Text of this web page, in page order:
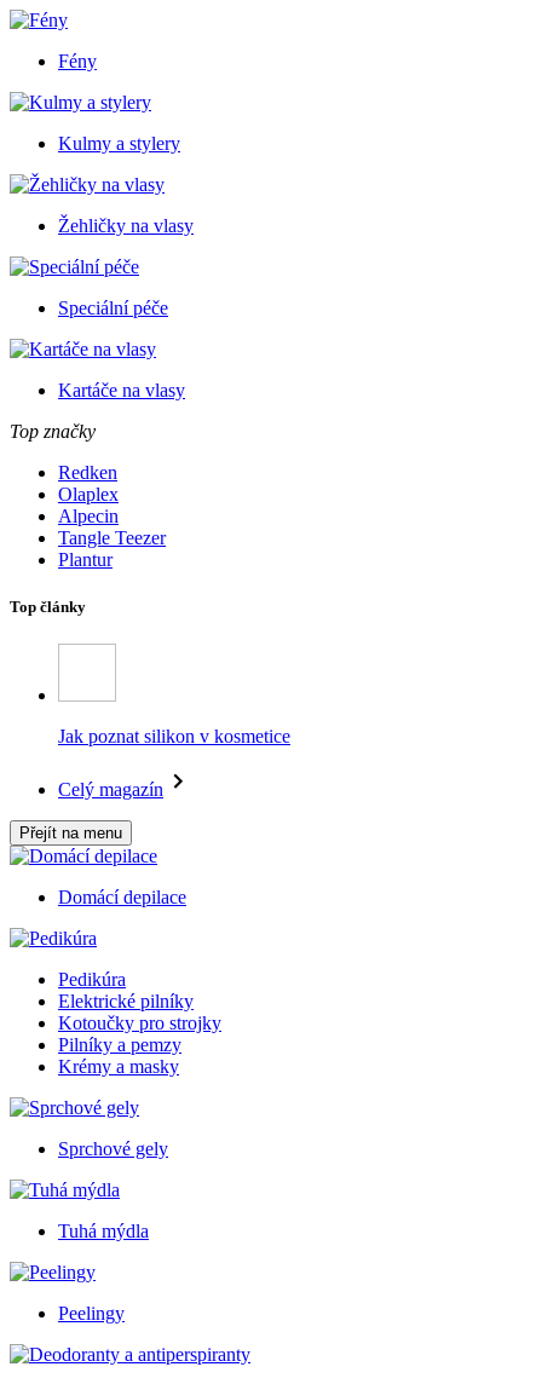
Fény
Kulmy a stylery
Žehličky na vlasy
Speciální péče
Kartáče na vlasy
Top značky
Redken
Olaplex
Alpecin
Tangle Teezer
Plantur
Top články
Jak poznat silikon v kosmetice
Celý magazín
Přejít na menu
Domácí depilace
Pedikúra
Elektrické pilníky
Kotoučky pro strojky
Pilníky a pemzy
Krémy a masky
Sprchové gely
Tuhá mýdla
Peelingy